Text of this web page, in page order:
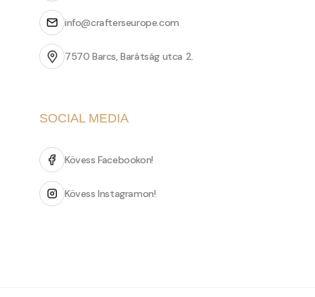
info@crafterseurope.com
7570 Barcs, Barátság utca 2.
SOCIAL MEDIA
Kövess Facebookon!
Kövess Instagramon!